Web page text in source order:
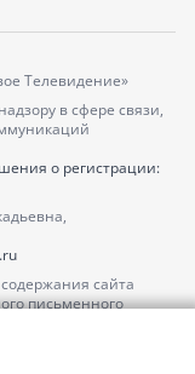
Телевидение»
в сфере связи,
о регистрации:
сайта
письменного
по тел.